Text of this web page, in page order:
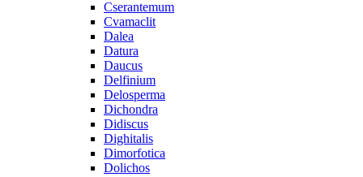
Cserantemum
Cvamaclit
Dalea
Datura
Daucus
Delfinium
Delosperma
Dichondra
Didiscus
Dighitalis
Dimorfotica
Dolichos